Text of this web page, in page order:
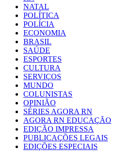
NATAL
POLÍTICA
POLÍCIA
ECONOMIA
BRASIL
SAÚDE
ESPORTES
CULTURA
SERVIÇOS
MUNDO
COLUNISTAS
OPINIÃO
SÉRIES AGORA RN
AGORA RN EDUCAÇÃO
EDIÇÃO IMPRESSA
PUBLICAÇÕES LEGAIS
EDIÇÕES ESPECIAIS